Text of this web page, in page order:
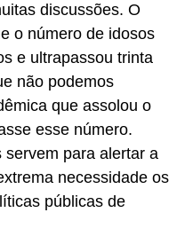
discussões. O
o número de idosos
e ultrapassou trinta
não podemos
que assolou o
esse número.
servem para alertar a
necessidade os
públicas de